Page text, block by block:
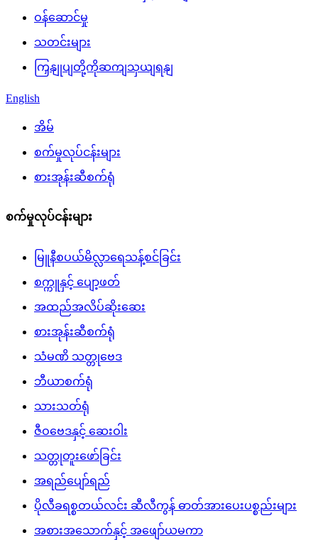
ဝန်ဆောင်မှု
သတင်းများ
ကြှနျုပျတို့ကိုဆကျသှယျရနျ
English
အိမ်
စက်မှုလုပ်ငန်းများ
စားအုန်းဆီစက်ရုံ
စက်မှုလုပ်ငန်းများ
မြူနီစပယ်မိလ္လာရေသန့်စင်ခြင်း
စက္ကူနှင့် ပျော့ဖတ်
အထည်အလိပ်ဆိုးဆေး
စားအုန်းဆီစက်ရုံ
သံမဏိ သတ္တုဗေဒ
ဘီယာစက်ရုံ
သားသတ်ရုံ
ဇီဝဗေဒနှင့် ဆေးဝါး
သတ္တုတူးဖော်ခြင်း
အရည်ပျော်ရည်
ပိုလီခရစ္စတယ်လင်း ဆီလီကွန် ဓာတ်အားပေးပစ္စည်းများ
အစားအသောက်နှင့် အဖျော်ယမကာ